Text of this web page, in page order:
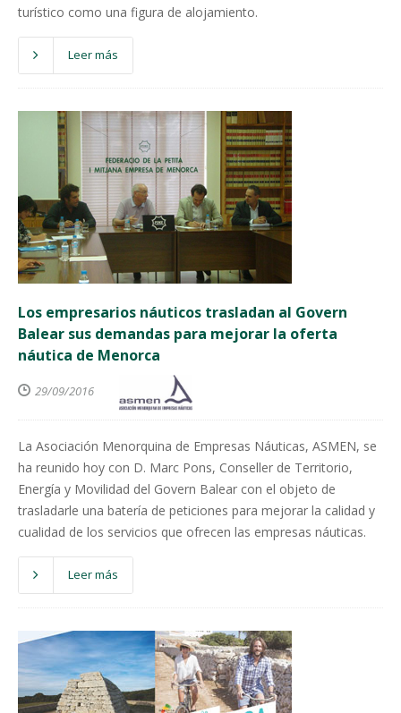
turístico como una figura de alojamiento.
Leer más
Los empresarios náuticos trasladan al Govern
Balear sus demandas para mejorar la oferta
náutica de Menorca
29/09/2016
La Asociación Menorquina de Empresas Náuticas, ASMEN, se
ha reunido hoy con D. Marc Pons, Conseller de Territorio,
Energía y Movilidad del Govern Balear con el objeto de
trasladarle una batería de peticiones para mejorar la calidad y
cualidad de los servicios que ofrecen las empresas náuticas.
Leer más